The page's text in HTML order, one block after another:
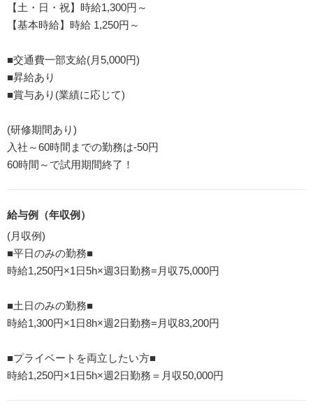
【土・日・祝】時給1,300円～
【基本時給】時給 1,250円～
■交通費一部支給(月5,000円)
■昇給あり
■賞与あり(業績に応じて)
(研修期間あり)
入社～60時間までの勤務は‐50円
60時間～で試用期間終了！
給与例（年収例）
(月収例)
■平日のみの勤務■
時給1,250円×1日5h×週3日勤務=月収75,000円
■土日のみの勤務■
時給1,300円×1日8h×週2日勤務=月収83,200円
■プライベートを両立したい方■
時給1,250円×1日5h×週2日勤務＝月収50,000円